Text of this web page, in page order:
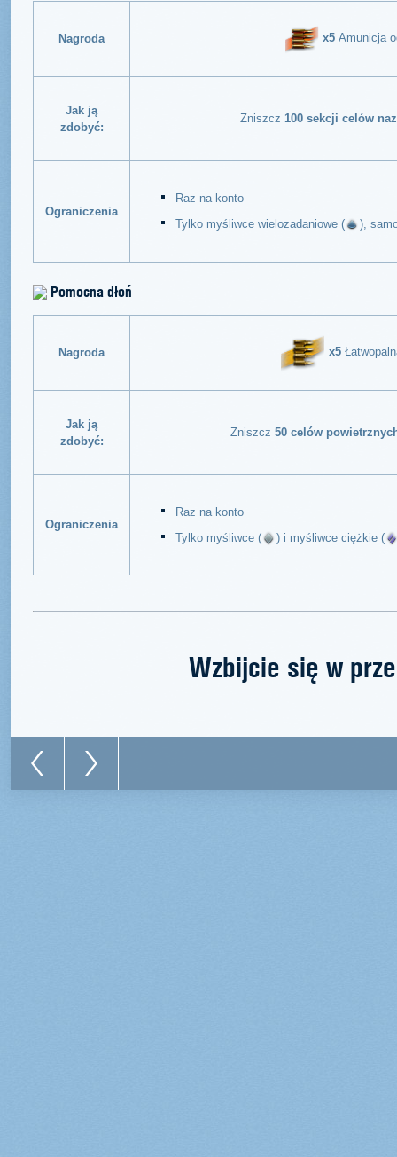
Nagroda x5 Amunicja
Jak ją
zdobyć:
Zniszcz 100 sekcji celów
Ograniczenia
Raz na konto
Tylko myśliwce wielozadaniowe (
),
Pomocna dłoń
Nagroda x5
Jak ją
zdobyć:
Zniszcz 50 celów
Ograniczenia
Raz na konto
Tylko myśliwce (
) i myśliwce ciężkie (
Wzbijcie się w